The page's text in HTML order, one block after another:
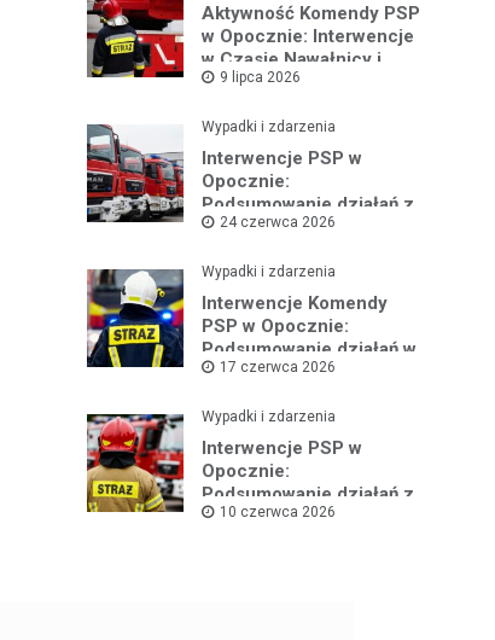
Aktywność Komendy PSP
w Opocznie: Interwencje
w Czasie Nawałnicy i
Pożarów
9 lipca 2026
Wypadki i zdarzenia
Interwencje PSP w
Opocznie:
Podsumowanie działań z
czerwca 2026 roku
24 czerwca 2026
Wypadki i zdarzenia
Interwencje Komendy
PSP w Opocznie:
Podsumowanie działań w
czerwcu 2026
17 czerwca 2026
Wypadki i zdarzenia
Interwencje PSP w
Opocznie:
Podsumowanie działań z
pierwszej połowy
10 czerwca 2026